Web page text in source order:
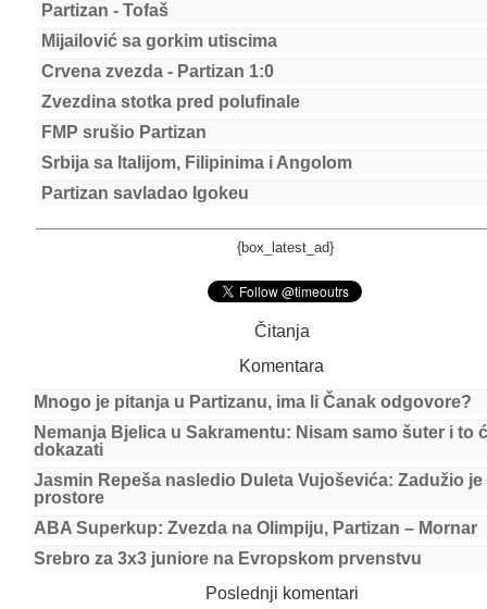
Partizan - Tofaš
Mijailović sa gorkim utiscima
Crvena zvezda - Partizan 1:0
Zvezdina stotka pred polufinale
FMP srušio Partizan
Srbija sa Italijom, Filipinima i Angolom
Partizan savladao Igokeu
{box_latest_ad}
Čitanja
Komentara
Mnogo je pitanja u Partizanu, ima li Čanak odgovore?
Nemanja Bjelica u Sakramentu: Nisam samo šuter i to
dokazati
Jasmin Repeša nasledio Duleta Vujoševića: Zadužio je
prostore
ABA Superkup: Zvezda na Olimpiju, Partizan – Mornar
Srebro za 3x3 juniore na Evropskom prvenstvu
Poslednji komentari